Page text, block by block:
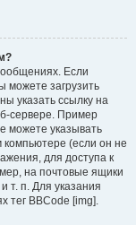
Если
можете загрузить
указать ссылку на
сервере. Пример
можете указывать
(если он не
для доступа к
на почтовые ящики
т. п. Для указания
тег BBCode [img].